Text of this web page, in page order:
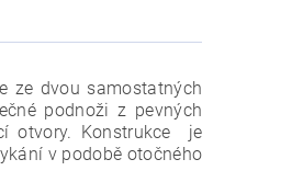
ze dvou samostatných
podnoži z pevných
otvory. Konstrukce je
v podobě otočného